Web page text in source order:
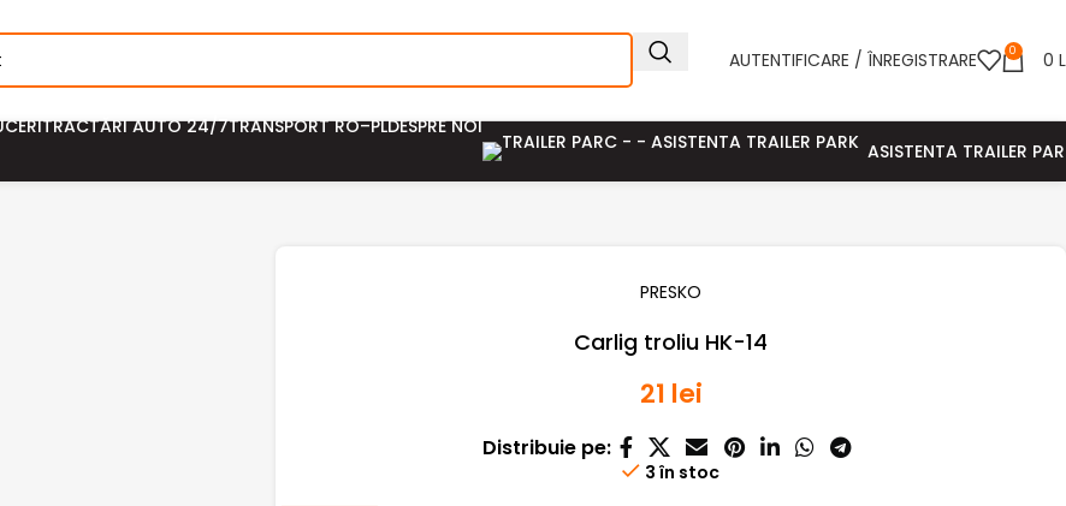
AUTENTIFICARE / ÎNREGISTRARE 0 0
TRACTĂRI AUTO 24/7TRANSPORT RO–PLDESPRE NOI
ASISTENTA TRAILER
PRESKO
Carlig troliu HK-14
21 lei
Distribuie pe:
3 în stoc